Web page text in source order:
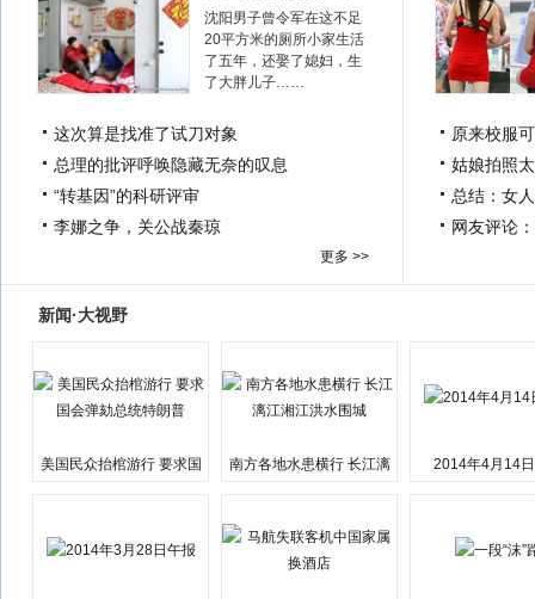
沈阳男子曾令军在这不足
20平方米的厕所小家生活
了五年，还娶了媳妇，生
了大胖儿子……
这次算是找准了试刀对象
总理的批评呼唤隐藏无奈的叹息
“转基因”的科研评审
李娜之争，关公战秦琼
更多 >>
原来校服
姑娘拍照
总结：女
网友评论
新闻·大视野
美国民众抬棺游行 要求国
南方各地水患横行 长江漓
2014年4月14